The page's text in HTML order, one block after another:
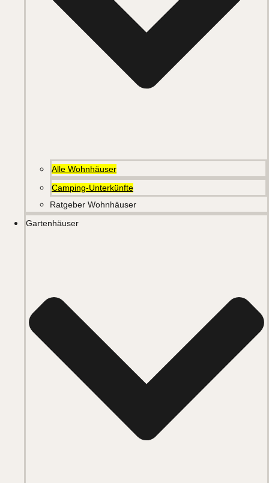
Alle Wohnhäuser
Camping-Unterkünfte
Ratgeber Wohnhäuser
Gartenhäuser